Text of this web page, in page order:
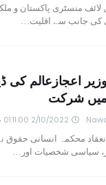
لائف منسٹری پاکستان
کی جانب سے اقلیت…
اعجازعالم کی
میں شرکت
2/10/2022 01:11:00 م
محکمہ انسانی حقوق
سیاسی شخصیات اور…